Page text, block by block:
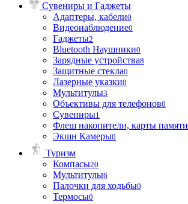
Сувениры и Гаджеты
Адаптеры, кабели0
Видеонаблюдение0
Гаджеты2
Bluetooth Наушники0
Зарядные устройства8
Защитные стекла0
Лазерные указки0
Мультитулы3
Объективы для телефонов0
Сувениры1
Флеш накопители, карты памяти
Экшн Камеры0
Туризм
Компасы20
Мультитулы6
Палочки для ходьбы0
Термосы0